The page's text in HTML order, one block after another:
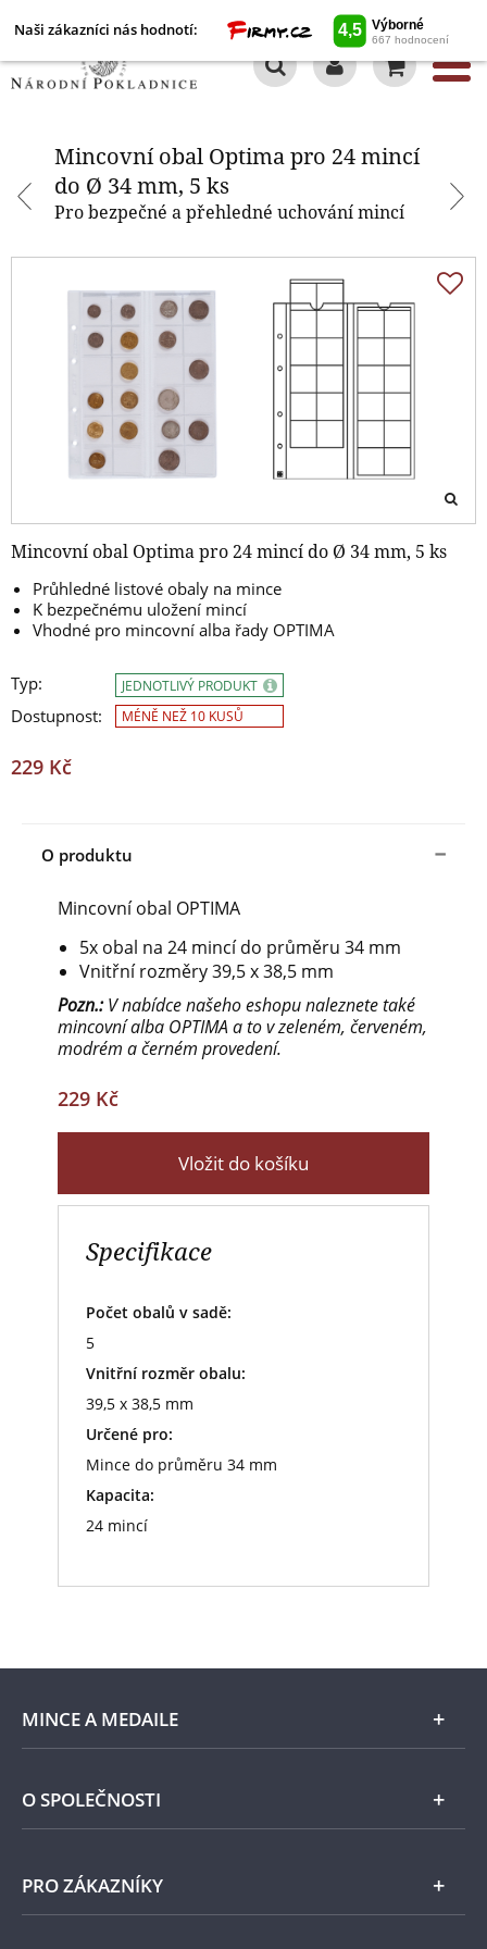
Naši zákazníci nás hodnotí:
Mincovní obal Optima pro 24 mincí
do Ø 34 mm, 5 ks
Pro bezpečné a přehledné uchování mincí
Mincovní obal Optima pro 24 mincí do Ø 34 mm, 5 ks
Průhledné listové obaly na mince
K bezpečnému uložení mincí
Vhodné pro mincovní alba řady OPTIMA
Typ:
Dostupnost:
JEDNOTLIVÝ PRODUKT
MÉNĚ NEŽ 10 KUSŮ
229 Kč
O produktu
Mincovní obal OPTIMA
5x obal na 24 mincí do průměru 34 mm
Vnitřní rozměry 39,5 x 38,5 mm
Pozn.: V nabídce našeho eshopu naleznete také
mincovní alba OPTIMA a to v zeleném, červeném,
modrém a černém provedení.
229 Kč
Vložit do košíku
Specifikace
Počet obalů v sadě:
5
Vnitřní rozměr obalu:
39,5 x 38,5 mm
Určené pro:
Mince do průměru 34 mm
Kapacita:
24 mincí
Mincovní obal Optima pro 24
MINCE A MEDAILE
E-shop
Stříbro
O SPOLEČNOSTI
Národní Pokladnice
PRO ZÁKAZNÍKY